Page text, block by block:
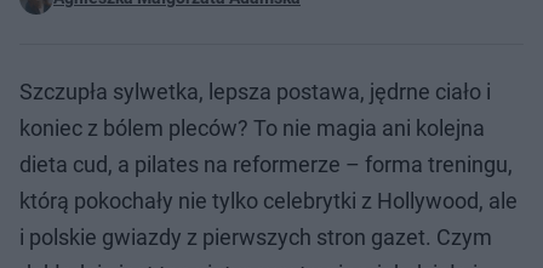
Szczupła sylwetka, lepsza postawa, jędrne ciało i
koniec z bólem pleców? To nie magia ani kolejna
dieta cud, a pilates na reformerze – forma treningu,
którą pokochały nie tylko celebrytki z Hollywood, ale
i polskie gwiazdy z pierwszych stron gazet. Czym